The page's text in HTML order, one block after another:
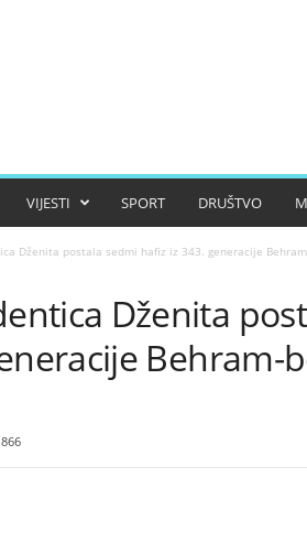
VIJESTI SPORT DRUŠTVO
Dženita postala sedmi hafiz iz 343. generacije
Dženita
Behram-
866